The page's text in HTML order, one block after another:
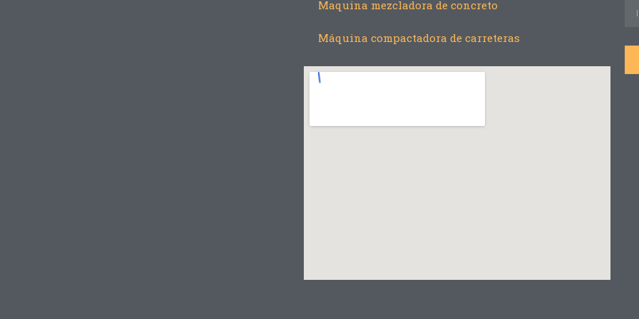
Maquina mezcladora de concreto
Máquina compactadora de carreteras